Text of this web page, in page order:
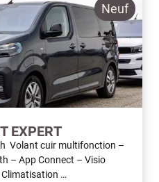
Neuf
EXPERT
Volant cuir multifonction –
– App Connect – Visio
Climatisation …